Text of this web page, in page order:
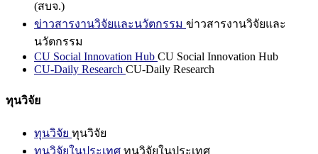
(สบจ.)
ข่าวสารงานวิจัยและนวัตกรรม ข่าวสารงานวิจัยและ
นวัตกรรม
CU Social Innovation Hub CU Social Innovation Hub
CU-Daily Research CU-Daily Research
ทุนวิจัย
ทุนวิจัย ทุนวิจัย
ทุนวิจัยในประเทศ ทุนวิจัยในประเทศ